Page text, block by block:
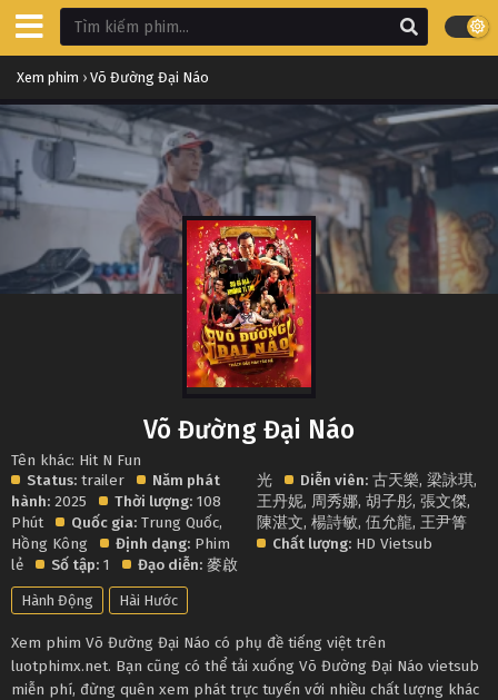
Xem phim › Võ Đường Đại Náo
Võ Đường Đại Náo
Tên khác: Hit N Fun
Status: trailer
Năm phát
hành: 2025 Thời lượng: 108
Phút
Quốc gia: Trung Quốc,
Hồng Kông
Định dạng: Phim
lẻ
Số tập: 1 Đạo diễn: 麥啟
光 Diễn viên: 古天樂,梁詠琪,
王丹妮, 周秀娜,胡子彤,張文傑,
陳湛文,楊詩敏,伍允龍, 王尹箐
Chất lượng: HD Vietsub
Hành Động Hài Hước
Xem phim Võ Đường Đại Náo có phụ đề tiếng việt trên
luotphimx.net. Bạn cũng có thể tải xuống Võ Đường Đại Náo vietsub
miễn phí, đừng quên xem phát trực tuyến với nhiều chất lượng khác